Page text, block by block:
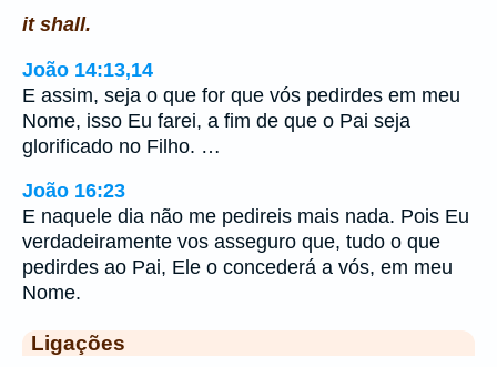
it shall.
João 14:13,14
E assim, seja o que for que vós pedirdes em meu
Nome, isso Eu farei, a fim de que o Pai seja
glorificado no Filho. …
João 16:23
E naquele dia não me pedireis mais nada. Pois Eu
verdadeiramente vos asseguro que, tudo o que
pedirdes ao Pai, Ele o concederá a vós, em meu
Nome.
Ligações